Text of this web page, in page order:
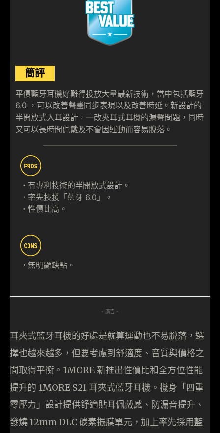
簡評
平價藍牙耳機好難得投放大量最新技術，當中包括藍牙
6.0 ，可以改善聲畫同步表現以及改善時延。新設計的
半開放式入耳設計，一改夾耳式耳機的漏聲問題，同時
又可以長時間佩戴及不會因運動而容易脫落。
・有專利技術的半開放式設計。
．率先技援「藍牙 6.0」。
・性價比高。
，無明顯缺點。
- 廣告 -
耳夾式藍牙耳機的好處是就算運動也不易脫落，選
擇也越來越多，但要考慮到舒適度、音質與價格之
間取得平衡。1MORE 新推出性價比和全方位性能
提升的 1MORE S21 耳夾式藍牙耳機。機身「四重
零壓力」設計提供舒適貼耳佩戴感、防漏音提升、
發燒 12mm DLC 碳素振膜單元，加上率先採用藍